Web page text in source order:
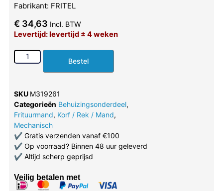
Fabrikant: FRITEL
€ 34,63 Incl. BTW
Levertijd: levertijd ± 4 weken
Bestel
SKU M319261
Categorieën Behuizingsonderdeel,
Frituurmand, Korf / Rek / Mand,
Mechanisch
✔Gratis verzenden vanaf €100
✔Op voorraad? Binnen 48 uur geleverd
✔Altijd scherp geprijsd
Veilig betalen met